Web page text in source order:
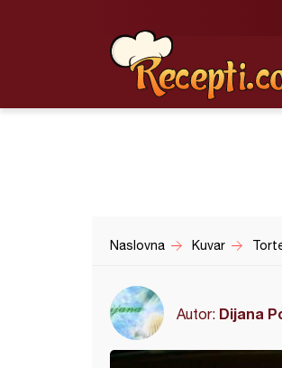
Naslovna Kuvar
Autor: Dijana